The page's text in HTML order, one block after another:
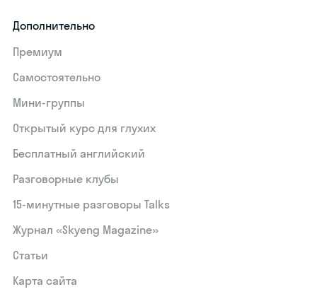
Дополнительно
Премиум
Самостоятельно
Мини-группы
Открытый курс для глухих
Бесплатный английский
Разговорные клубы
15‑минутные разговоры Talks
Журнал «Skyeng Magazine»
Статьи
Карта сайта